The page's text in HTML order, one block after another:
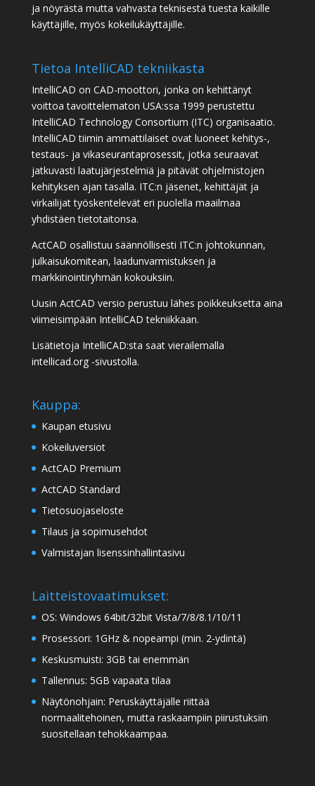
ja nöyrästä mutta vahvasta teknisestä tuesta kaikille
käyttäjille, myös kokeilukäyttäjille.
Tietoa IntelliCAD tekniikasta
IntelliCAD on CAD-moottori, jonka on kehittänyt
voittoa tavoittelematon USA:ssa 1999 perustettu
IntelliCAD Technology Consortium (ITC) organisaatio.
IntelliCAD tiimin ammattilaiset ovat luoneet kehitys-,
testaus- ja vikaseurantaprosessit, jotka seuraavat
jatkuvasti laatujärjestelmiä ja pitävät ohjelmistojen
kehityksen ajan tasalla. ITC:n jäsenet, kehittäjät ja
virkailijat työskentelevät eri puolella maailmaa
yhdistäen tietotaitonsa.
ActCAD osallistuu säännöllisesti ITC:n johtokunnan,
julkaisukomitean, laadunvarmistuksen ja
markkinointiryhmän kokouksiin.
Uusin ActCAD versio perustuu lähes poikkeuksetta aina
viimeisimpään IntelliCAD tekniikkaan.
Lisätietoja IntelliCAD:sta saat vierailemalla
intellicad.org-sivustolla.
Kauppa:
Kaupan etusivu
Kokeiluversiot
ActCAD Premium
ActCAD Standard
Tietosuojaseloste
Tilaus ja sopimusehdot
Valmistajan lisenssinhallintasivu
Laitteistovaatimukset:
OS: Windows 64bit/32bit Vista/7/8/8.1/10/11
Prosessori: 1GHz & nopeampi (min. 2-ydintä)
Keskusmuisti: 3GB tai enemmän
Tallennus: 5GB vapaata tilaa
Näytönohjain: Peruskäyttäjälle riittää
normaalitehoinen, mutta raskaampiin piirustuksiin
suositellaan tehokkaampaa.